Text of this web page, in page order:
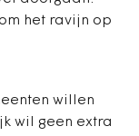
het ravijn op
willen
wil geen extra